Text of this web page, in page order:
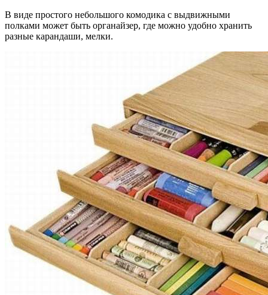
В виде простого небольшого комодика с выдвижными
полками может быть органайзер, где можно удобно хранить
разные карандаши, мелки.